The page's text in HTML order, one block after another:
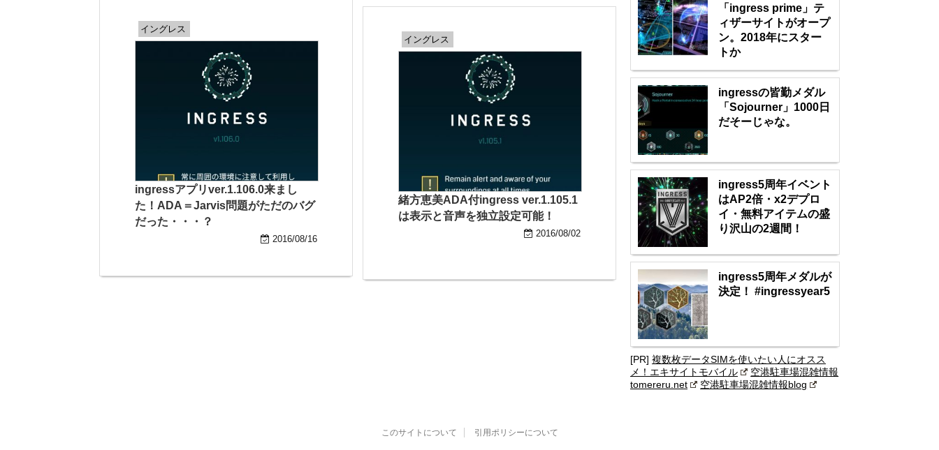
イングレス
ingressアプリver.1.106.0来まし
た！ADA＝Jarvis問題がただのバグ
だった・・・？
2016/08/16
イングレス
緒方恵美ADA付ingress ver.1.105.1
は表示と音声を独立設定可能！
2016/08/02
「ingress prime」テ
ィザーサイトがオープ
ン。2018年にスター
トか
ingressの皆勤メダル
「Sojourner」1000日
だそーじゃな。
ingress5周年イベント
はAP2倍・x2デプロ
イ・無料アイテムの盛
り沢山の2週間！
ingress5周年メダルが
決定！ #ingressyear5
[PR] 複数枚データSIMを使いたい人にオスス
メ！エキサイトモバイル
空港駐車場混雑情報
tomereru.net
空港駐車場混雑情報blog
このサイトについて 引用ポリシーについて